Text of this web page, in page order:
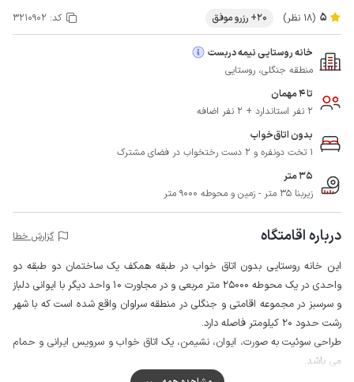
5 (18 نظر) 20+ رزرو موفق کد: 3210902
خانه روستایی نیمه دربست
منطقه جنگلی، روستایی
تا 4 مهمان
2 نفر استاندارد + 2 نفر اضافه
بدون اتاق‌خواب
1 تخت دونفره و 2 دست رختخواب در فضای مشترک
35 متر
زیربنا 35 متر - زمین و محوطه 9000 متر
درباره اقامتگاه گزارش خطا
این خانه روستایی بدون اتاق خواب در طبقه همکف یک ساختمان دو طبقه دو
واحدی در یک محوطه 25000 متر مربعی و در مجاورت 10 واحد دیگر با ایوانی دلباز
و سرسبز در مجموعه اقامتی و جنگلی در منطقه سراوان واقع شده است که با شهر
رشت حدود 20 کیلومتر فاصله دارد.
طراحی سوئیت به صورت، ایوان، نشیمن، یک اتاق خواب و سرویس ایرانی و حمام
می باشد.